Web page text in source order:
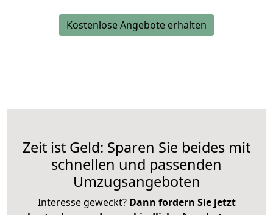
Kostenlose Angebote erhalten
Zeit ist Geld: Sparen Sie beides mit
schnellen und passenden
Umzugsangeboten
Interesse geweckt? Dann fordern Sie jetzt